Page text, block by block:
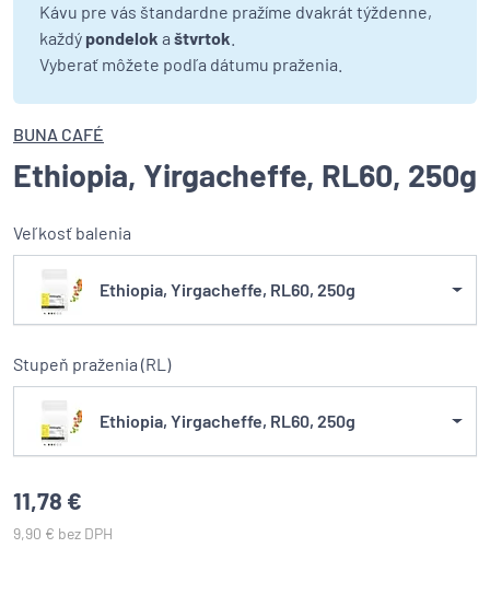
Kávu pre vás štandardne pražíme dvakrát týždenne,
každý pondelok a štvrtok
Vyberať môžete podľa dátumu praženia.
BUNA CAFÉ
Ethiopia, Yirgacheffe, RL60, 250g
Veľkosť balenia
Ethiopia, Yirgacheffe, RL60, 250g
Stupeň praženia (RL)
Ethiopia, Yirgacheffe, RL60, 250g
11,78 €
9,90 € bez DPH